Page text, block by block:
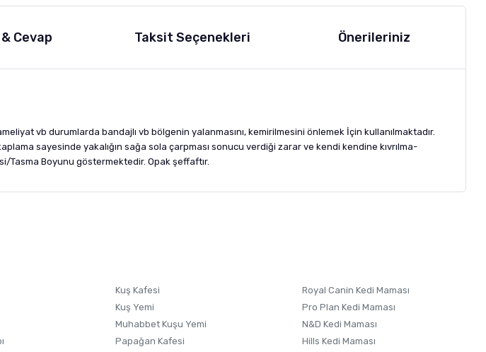
Cevap Taksit Seçenekleri Önerileriniz
vb durumlarda bandajlı vb bölgenin yalanmasını, kemirilmesini önlemek İçin kullanılmaktadır.
sayesinde yakalığın sağa sola çarpması sonucu verdiği zarar ve kendi kendine kıvrılma-
Tasma Boyunu göstermektedir. Opak şeffaftır.
Al ve Yorumla
Kuş Kafesi
Kuş Yemi
Muhabbet Kuşu Yemi
Papağan Kafesi
Royal Canin Kedi Maması
Pro Plan Kedi Maması
N&D Kedi Maması
Hills Kedi Maması